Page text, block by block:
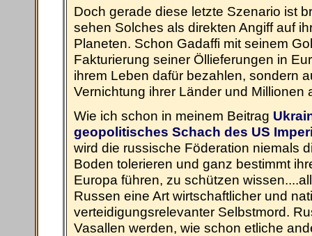
Doch gerade diese letzte Szenario ist
sehen Solches als direkten Angiff auf
Planeten. Schon Gadaffi mit seinem
Fakturierung seiner Öllieferungen in
ihrem Leben dafür bezahlen, sondern
Vernichtung ihrer Länder und Millionen
Wie ich schon in meinem Beitrag
geopolitisches Schach des US
wird die russische Föderation niemals
Boden tolerieren und ganz bestimmt
Europa führen, zu schützen
Russen eine Art wirtschaftlicher und
verteidigungsrelevanter Selbstmord.
Vasallen werden, wie schon etliche